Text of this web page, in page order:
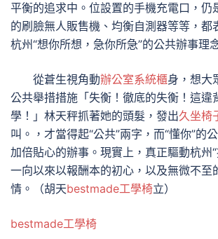
平衡的追求中。位設置的手機充電口，仍
的刷臉無人販售機、均衡自測器等等，都
杭州“想你所想，急你所急”的公共辦事理
從蒼生視角動辦公室系統櫃身，想大
公共舉措措施「失衡！徹底的失衡！這違
學！」林天秤抓著她的頭髮，發出久坐椅
叫。，才當得起“公共”兩字，而“懂你”的
加倍貼心的辦事。現實上，真正驅動杭州
一向以來以報酬本的初心，以及無微不至
情。（胡天bestmade工學椅立）
bestmade工學椅